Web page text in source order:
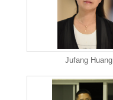
Jufang Huang